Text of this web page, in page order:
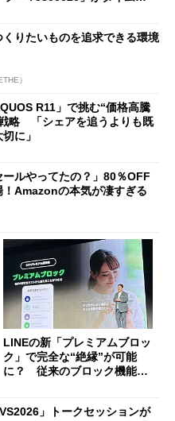
くりたいものを追求できる環境
）
R11」で挑む“価格高騰
略 「シェアを追うよりも既
に」
ールやってたの？」80％OFF
！Amazonの本気が凄すぎる
LINEの新「プレミアムブロッ
ク」で完全な“絶縁”が可能
に？ 従来のブロック機能と
」トークセッションが